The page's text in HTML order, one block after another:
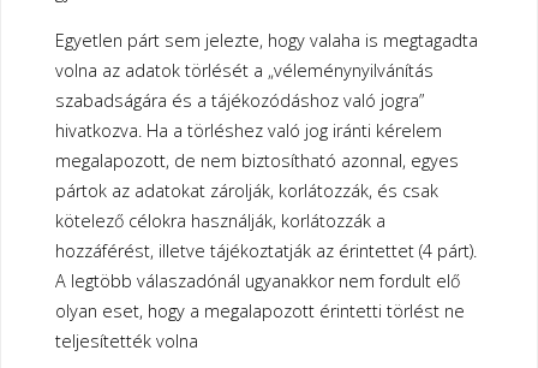
Egyetlen párt sem jelezte, hogy valaha is megtagadta
volna az adatok törlését a „véleménynyilvánítás
szabadságára és a tájékozódáshoz való jogra”
hivatkozva. Ha a törléshez való jog iránti kérelem
megalapozott, de nem biztosítható azonnal, egyes
pártok az adatokat zárolják, korlátozzák, és csak
kötelező célokra használják, korlátozzák a
hozzáférést, illetve tájékoztatják az érintettet (4 párt).
A legtöbb válaszadónál ugyanakkor nem fordult elő
olyan eset, hogy a megalapozott érintetti törlést ne
teljesítették volna